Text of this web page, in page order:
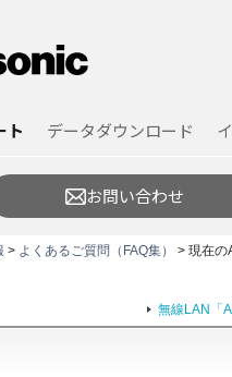
ト データダウンロード
お問い合わせ
> よくあるご質問（FAQ集）
> 現在の
無線LAN「